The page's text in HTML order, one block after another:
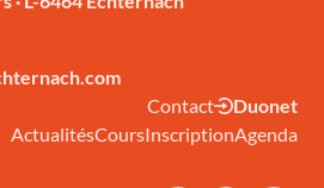
Contact
Duonet
ActualitésCoursInscriptionAgenda